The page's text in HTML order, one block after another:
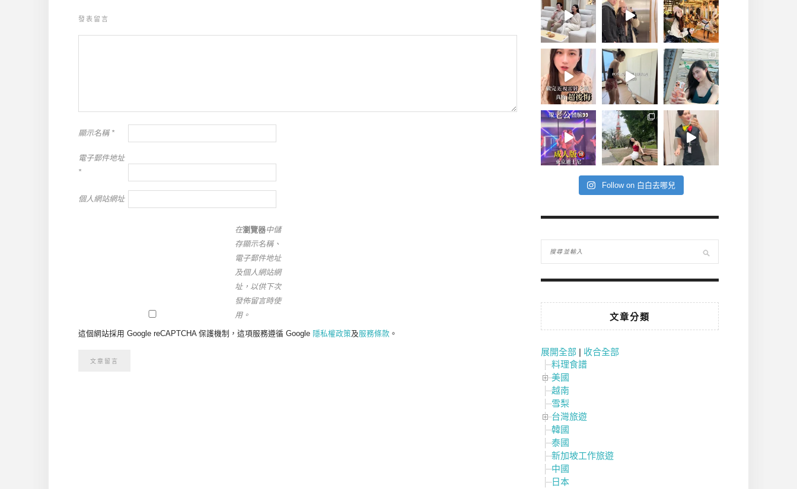
發表留言
顯示名稱 *
電子郵件地址
*
個人網站網址
在瀏覽器中儲
存顯示名稱、
電子郵件地址
及個人網站網
址，以供下次
發佈留言時使
用。
這個網站採用 Google reCAPTCHA 保護機制，這項服務遵循 Google 隱私權政策及服務條款 。
Follow on 白白去哪兒
文章分類
展開全部 | 收合全部
料理食譜
美國
越南
雪梨
台灣旅遊
韓國
泰國
新加坡工作旅遊
中國
日本